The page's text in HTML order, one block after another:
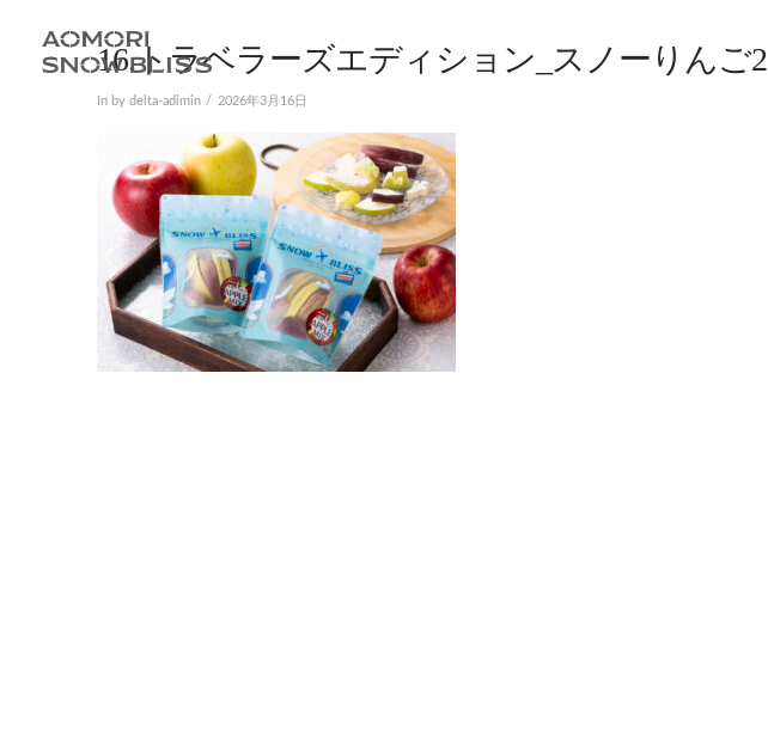
16.トラベラーズエディション_スノーりんご2
In by delta-adimin 2026年3月16日